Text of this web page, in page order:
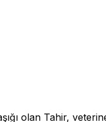
olan Tahir,